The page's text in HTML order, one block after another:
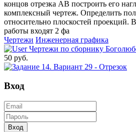
концов отрезка АВ построить его
комплексный чертеж. Определить
относительно плоскостей проекций.
работы входят 2 фа
Чертежи Инженерная графика
Чертежи по сборнику
50 руб.
Вход
Вход